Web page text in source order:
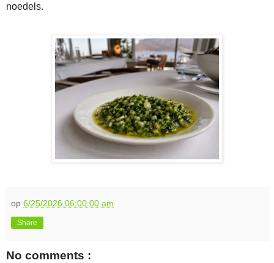
noedels.
op 6/25/2026 06:00:00 am
Share
No comments :